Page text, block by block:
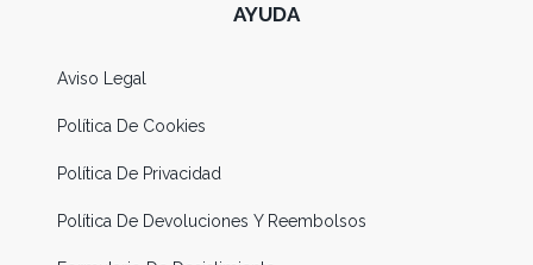
AYUDA
Aviso Legal
Política De Cookies
Política De Privacidad
Política De Devoluciones Y Reembolsos